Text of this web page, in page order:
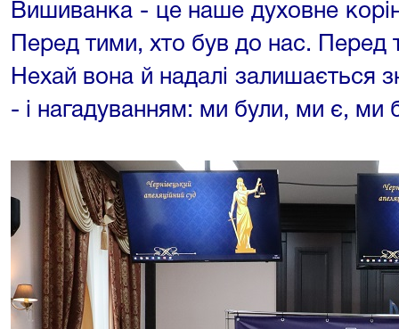
Вишиванка - це наше духовне
Перед тими, хто був до нас. Перед
Нехай вона й надалі залишається
- і нагадуванням: ми були, ми є, ми